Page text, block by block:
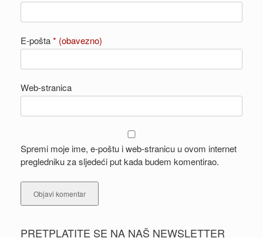
E-pošta* (obavezno)
Web-stranica
Spremi moje ime, e-poštu i web-stranicu u ovom internet
pregledniku za sljedeći put kada budem komentirao.
PRETPLATITE SE NA NAŠ NEWSLETTER